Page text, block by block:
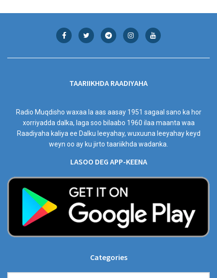
TAARIIKHDA RAADIYAHA
Radio Muqdisho waxaa la aas aasay 1951 sagaal sano ka hor
xorriyadda dalka, laga soo bilaabo 1960 ilaa maanta waa
Raadiyaha kaliya ee Dalku leeyahay, wuxuuna leeyahay keyd
weyn oo ay ku jirto taariikhda wadanka.
LASOO DEG APP-KEENA
Categories